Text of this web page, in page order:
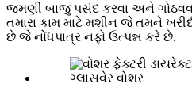
જમણી બાજુ પસંદ કરવા અને
તમારા કામ માટે મશીન જે તમને
છે જે નોંધપાત્ર નફો ઉત્પન્ન કરે છે.